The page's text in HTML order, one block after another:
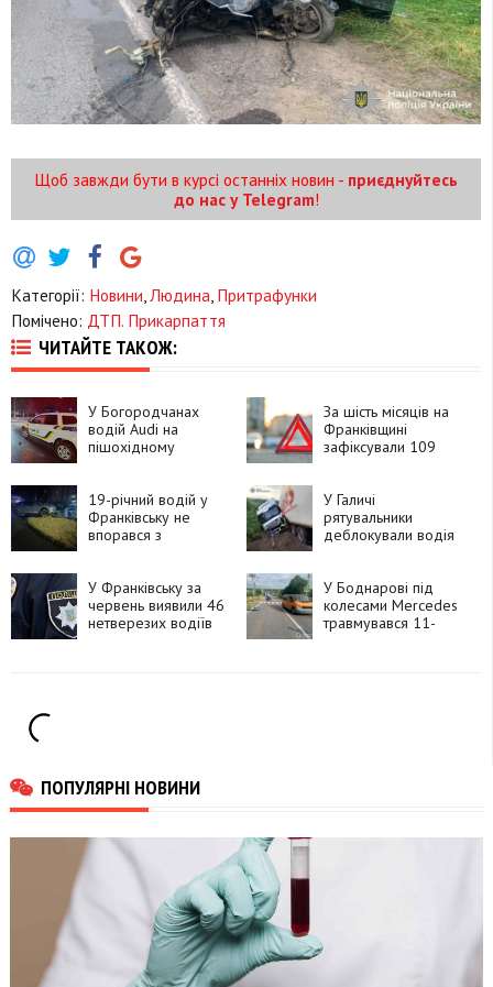
Щоб завжди бути в курсі останніх новин - приєднуйтесь
до нас у Telegram!
Категорії: Новини,Людина, Притрафунки
Помічено: ДТП. Прикарпаття
ЧИТАЙТЕ ТАКОЖ:
У Богородчанах
водій Audi на
пішохідному
За шість місяців на
Франківщині
зафіксували 109
19-річний водій у
Франківську не
впорався з
У Галичі
рятувальники
деблокували водія
У Франківську за
червень виявили 46
нетверезих водіїв
У Боднарові під
колесами Mercedes
травмувався 11-
ПОПУЛЯРНІ НОВИНИ